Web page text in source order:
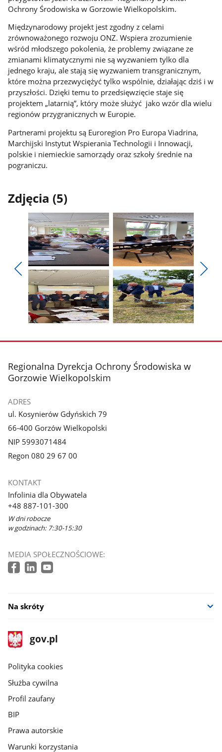
Ochrony Środowiska w Gorzowie Wielkopolskim.
Międzynarodowy projekt jest zgodny z celami
zrównoważonego rozwoju ONZ. Wspiera zrozumienie
wśród młodszego pokolenia, że problemy związane ze
zmianami klimatycznymi nie są wyzwaniem tylko dla
jednego kraju, ale stają się wyzwaniem transgranicznym,
które można przezwyciężyć tylko wspólnie, działając dziś i w
przyszłości. Dzięki temu to przedsięwzięcie staje się
projektem „latarnią”, który może służyć jako wzór dla wielu
regionów przygranicznych w Europie.
Partnerami projektu są Euroregion Pro Europa Viadrina,
Marchijski Instytut Wspierania Technologii i Innowacji,
polskie i niemieckie samorządy oraz szkoły średnie na
pograniczu.
Zdjęcia (5)
Pokaż
poprzednie
zdjęcia
Pokaż
zdjęcie
1
z
galerii.
Pokaż
zdjęcie
2
z
galerii.
zdjęcie
galerii.
zdjęcie
galerii.
stopka
Regionalna Dyrekcja Ochrony Środowiska w
Gorzowie Wielkopolskim
ADRES
ul. Kosynierów Gdyńskich 79
66-400 Gorzów Wielkopolski
NIP 5993071484
Regon 080 29 67 00
KONTAKT
Infolinia dla Obywatela
+48 887-101-300
W dni robocze
w godzinach: 7:30-15:30
MEDIA SPOŁECZNOŚCIOWE:
Na skróty
stopka
gov.pl
Strona
gov.pl
gov.pl
Polityka cookies
Służba cywilna
Profil zaufany
BIP
Prawa autorskie
Warunki korzystania